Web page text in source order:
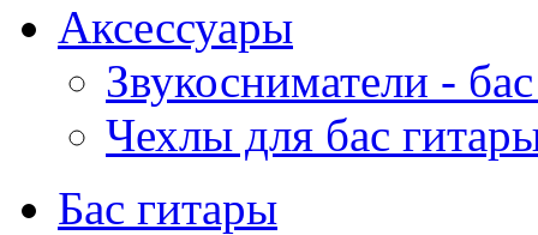
Аксессуары
Звукосниматели -
Чехлы для бас
Бас гитары